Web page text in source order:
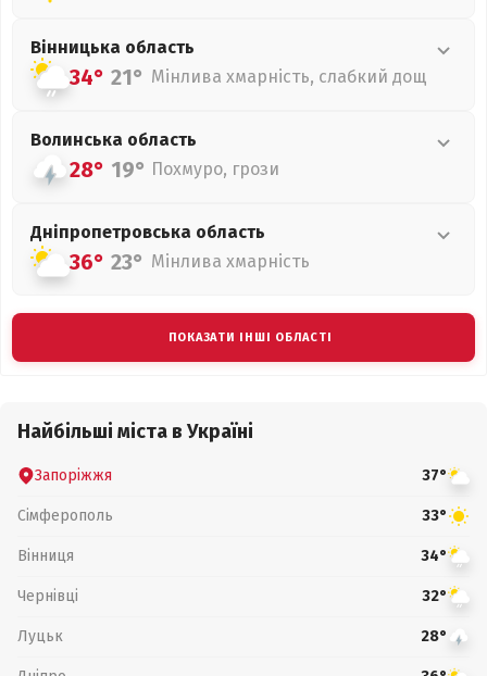
Вінницька область
34° 21° Мінлива хмарність, слабкий дощ
Волинська область
28° 19° Похмуро, грози
Дніпропетровська область
36° 23° Мінлива хмарність
ПОКАЗАТИ ІНШІ ОБЛАСТІ
Найбільші міста в Україні
Запоріжжя 37°
Сімферополь 33°
Вінниця 34°
Чернівці 32°
Луцьк 28°